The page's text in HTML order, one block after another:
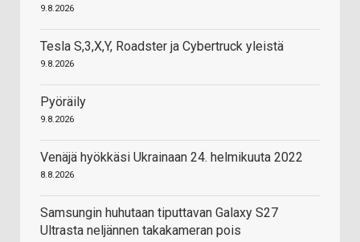
9.8.2026
Tesla S,3,X,Y, Roadster ja Cybertruck yleistä
9.8.2026
Pyöräily
9.8.2026
Venäjä hyökkäsi Ukrainaan 24. helmikuuta 2022
8.8.2026
Samsungin huhutaan tiputtavan Galaxy S27
Ultrasta neljännen takakameran pois